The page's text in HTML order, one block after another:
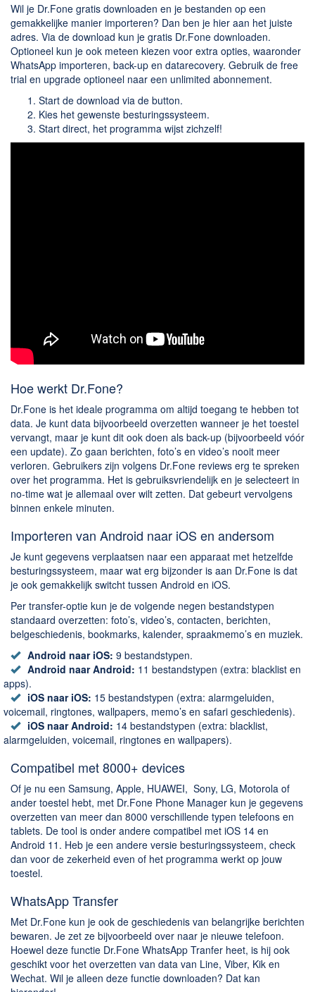
Wil je Dr.Fone gratis downloaden en je bestanden op een
gemakkelijke manier importeren? Dan ben je hier aan het juiste
adres. Via de download kun je gratis Dr.Fone downloaden.
Optioneel kun je ook meteen kiezen voor extra opties, waaronder
WhatsApp importeren, back-up en datarecovery. Gebruik de free
trial en upgrade optioneel naar een unlimited abonnement.
Start de download via de button.
Kies het gewenste besturingssysteem.
Start direct, het programma wijst zichzelf!
Hoe werkt Dr.Fone?
Dr.Fone is het ideale programma om altijd toegang te hebben tot
data. Je kunt data bijvoorbeeld overzetten wanneer je het toestel
vervangt, maar je kunt dit ook doen als back-up (bijvoorbeeld vóór
een update). Zo gaan berichten, foto’s en video’s nooit meer
verloren. Gebruikers zijn volgens Dr.Fone reviews erg te spreken
over het programma. Het is gebruiksvriendelijk en je selecteert in
no-time wat je allemaal over wilt zetten. Dat gebeurt vervolgens
binnen enkele minuten.
Importeren van Android naar iOS en andersom
Je kunt gegevens verplaatsen naar een apparaat met hetzelfde
besturingssysteem, maar wat erg bijzonder is aan Dr.Fone is dat
je ook gemakkelijk switcht tussen Android en iOS.
Per transfer-optie kun je de volgende negen bestandstypen
standaard overzetten: foto’s, video’s, contacten, berichten,
belgeschiedenis, bookmarks, kalender, spraakmemo’s en muziek.
Android naar iOS: 9 bestandstypen.
Android naar Android: 11 bestandstypen (extra: blacklist en
apps).
iOS naar iOS: 15 bestandstypen (extra: alarmgeluiden,
voicemail, ringtones, wallpapers, memo’s en safari geschiedenis).
iOS naar Android: 14 bestandstypen (extra: blacklist,
alarmgeluiden, voicemail, ringtones en wallpapers).
Compatibel met 8000+ devices
Of je nu een Samsung, Apple, HUAWEI, Sony, LG, Motorola of
ander toestel hebt, met Dr.Fone Phone Manager kun je gegevens
overzetten van meer dan 8000 verschillende typen telefoons en
tablets. De tool is onder andere compatibel met iOS 14 en
Android 11. Heb je een andere versie besturingssysteem, check
dan voor de zekerheid even of het programma werkt op jouw
toestel.
WhatsApp Transfer
Met Dr.Fone kun je ook de geschiedenis van belangrijke berichten
bewaren. Je zet ze bijvoorbeeld over naar je nieuwe telefoon.
Hoewel deze functie Dr.Fone WhatsApp Tranfer heet, is hij ook
geschikt voor het overzetten van data van Line, Viber, Kik en
Wechat. Wil je alleen deze functie downloaden? Dat kan